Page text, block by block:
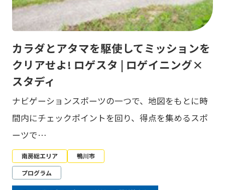
カラダとアタマを駆使してミッションを
クリアせよ! ロゲスタ | ロゲイニング×
スタディ
ナビゲーションスポーツの一つで、地図をもとに時
間内にチェックポイントを回り、得点を集めるスポ
ーツで…
南房総エリア
鴨川市
プログラム